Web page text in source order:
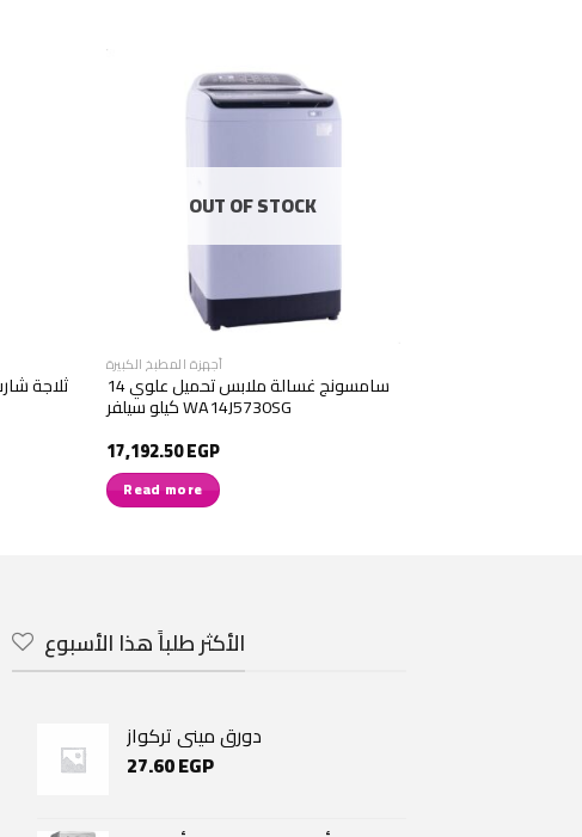
OUT OF STOCK
أجهزة المطبخ الكبيرة
سامسونج غسالة ملابس تحميل علوي 14
كيلو سيلفر WA14J5730SG
17,192.50EGP
Read more
الأكثر طلباً هذا الأسبوع
دورق مينى تركواز
27.60EGP